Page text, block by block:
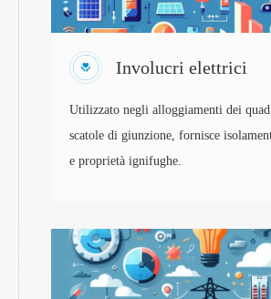
Involucri elettrici
Utilizzato negli alloggiamenti dei
scatole di giunzione, fornisce
e proprietà ignifughe.